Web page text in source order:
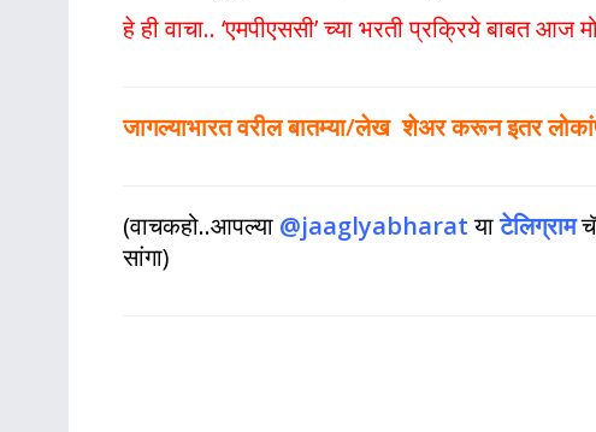
हे ही वाचा.. ‘एमपीएससी’ च्या भरती प्रक्रिये बाबत आज
जागल्याभारत वरील बातम्या/लेख शेअर करून इतर
(वाचकहो..आपल्या @jaaglyabharat याटेलिग्राम
सांगा)